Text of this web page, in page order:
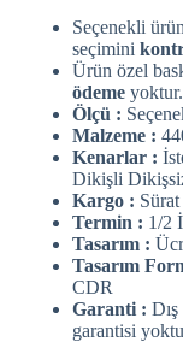
Seçenekli
seçimini
Ürün özel
ödeme yoktur.
Ölçü :
Malzeme :
Kenarlar :
Dikişli
Kargo :
Termin : 1/2
Tasarım :
Tasarım
CDR
Garanti :
garantisi